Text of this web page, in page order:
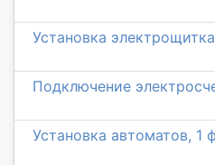
Установка
Подключение
Установка автоматов, 1